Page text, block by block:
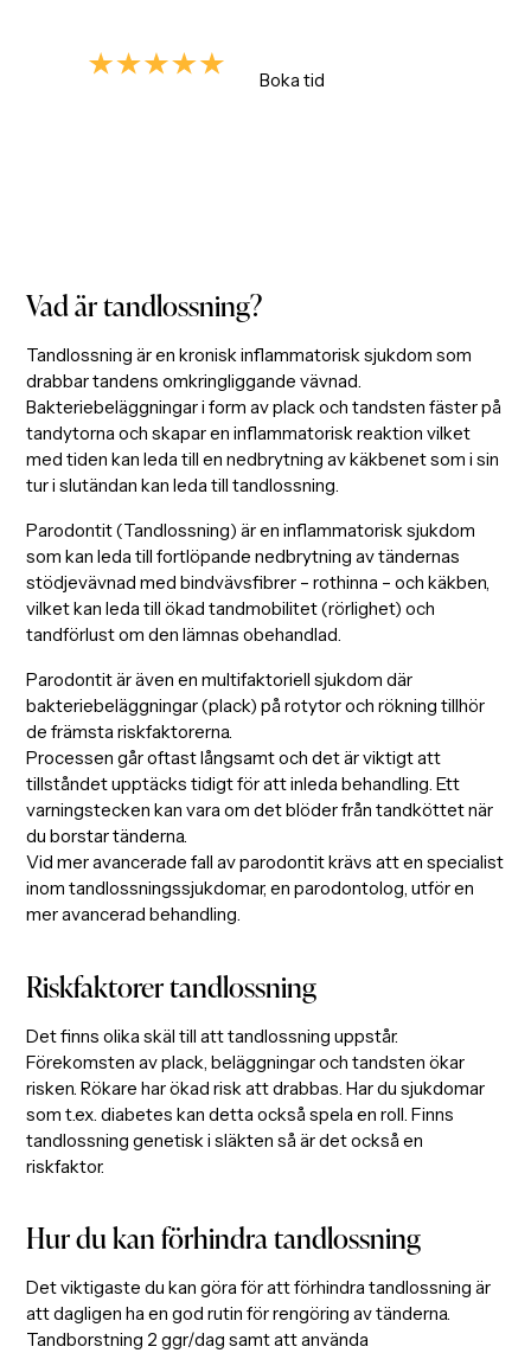
Boka tid
Vad är tandlossning?
Tandlossning är en kronisk inflammatorisk sjukdom som
drabbar tandens omkringliggande vävnad.
Bakteriebeläggningar i form av plack och tandsten fäster på
tandytorna och skapar en inflammatorisk reaktion vilket
med tiden kan leda till en nedbrytning av käkbenet som i sin
tur i slutändan kan leda till tandlossning.
Parodontit (Tandlossning) är en inflammatorisk sjukdom
som kan leda till fortlöpande nedbrytning av tändernas
stödjevävnad med bindvävsfibrer – rothinna – och käkben,
vilket kan leda till ökad tandmobilitet (rörlighet) och
tandförlust om den lämnas obehandlad.
Parodontit är även en multifaktoriell sjukdom där
bakteriebeläggningar (plack) på rotytor och rökning tillhör
de främsta riskfaktorerna.
Processen går oftast långsamt och det är viktigt att
tillståndet upptäcks tidigt för att inleda behandling. Ett
varningstecken kan vara om det blöder från tandköttet när
du borstar tänderna.
Vid mer avancerade fall av parodontit krävs att en specialist
inom tandlossningssjukdomar, en parodontolog, utför en
mer avancerad behandling.
Riskfaktorer tandlossning
Det finns olika skäl till att tandlossning uppstår.
Förekomsten av plack, beläggningar och tandsten ökar
risken. Rökare har ökad risk att drabbas. Har du sjukdomar
som t.ex. diabetes kan detta också spela en roll. Finns
tandlossning genetisk i släkten så är det också en
riskfaktor.
Hur du kan förhindra tandlossning
Det viktigaste du kan göra för att förhindra tandlossning är
att dagligen ha en god rutin för rengöring av tänderna.
Tandborstning 2 ggr/dag samt att använda